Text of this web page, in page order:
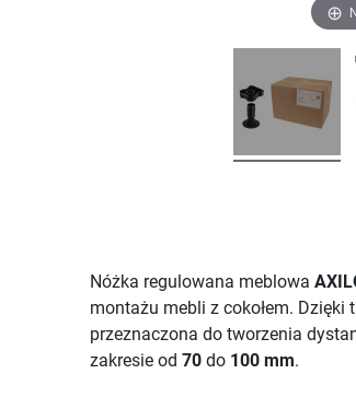
Nóżka regulowana meblowa
montażu mebli z cokołem.
przeznaczona do tworzenia
zakresie od 70 do 100 mm.